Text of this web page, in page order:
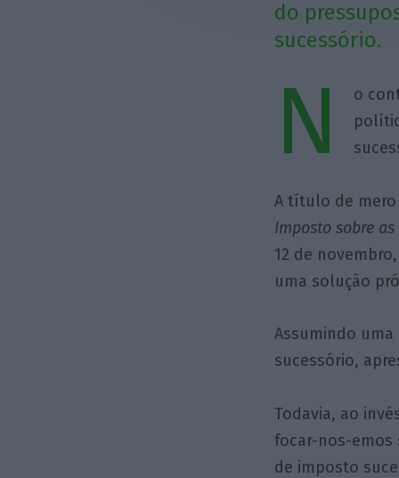
do
sucessório.
N
o
A título de
Imposto sobre as
12 de
uma solução
Assumindo
sucessório,
Todavia, ao
focar-nos-emos
de imposto